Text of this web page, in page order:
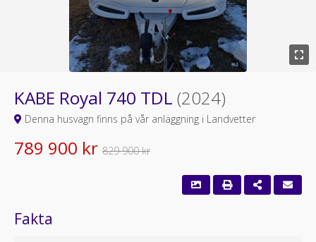
KABE Royal 740 TDL (2024)
Denna husvagn finns på vår anläggning i Landvetter
789 900 kr 829 900 kr
Fakta